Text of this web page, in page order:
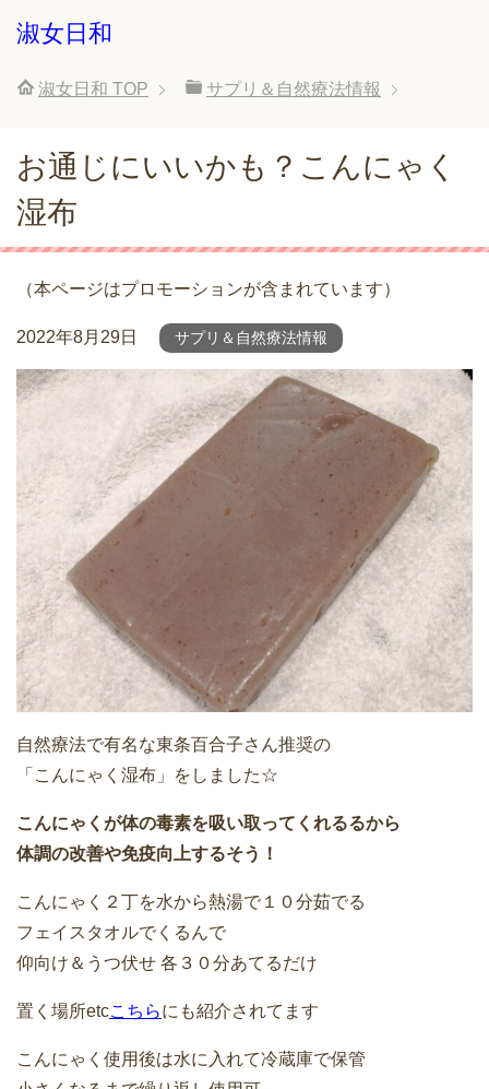
淑女日和
淑女日和 TOP サプリ＆自然療法情報
お通じにいいかも？こんにゃく
湿布
（本ページはプロモーションが含まれています）
2022年8月29日 サプリ＆自然療法情報
自然療法で有名な東条百合子さん推奨の
「こんにゃく湿布」をしました☆
こんにゃくが体の毒素を吸い取ってくれるるから
体調の改善や免疫向上するそう！
こんにゃく２丁を水から熱湯で１０分茹でる
フェイスタオルでくるんで
仰向け＆うつ伏せ 各３０分あてるだけ
置く場所etcこちらにも紹介されてます
こんにゃく使用後は水に入れて冷蔵庫で保管